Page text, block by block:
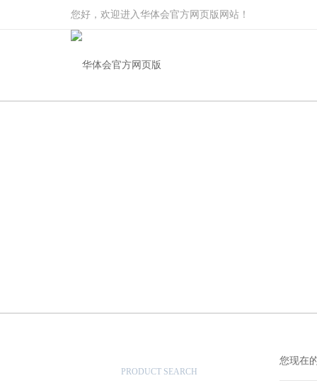
您好，欢迎进入华体会官方网页版网站！
PRODUCT SEARCH
您现在